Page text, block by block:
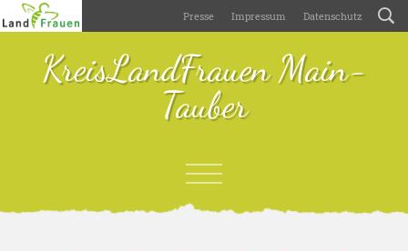
Presse Impressum Datenschutz
KreisLandFrauen Main-
Tauber